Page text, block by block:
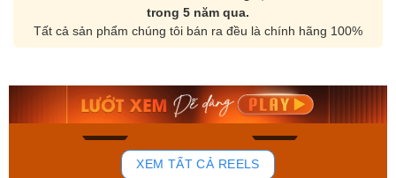
trong 5 năm qua.
Tất cả sản phẩm chúng tôi bán ra đều là chính hãng 100%
136
Orient Nam RA-
Mua ngay
Casio Nam MTS-
Mua ngay
XEM TẤT CẢ REELS